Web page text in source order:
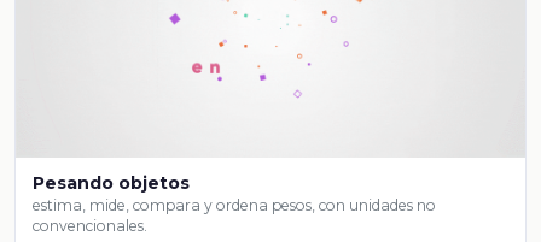
Pesando objetos
estima, mide, compara y ordena pesos, con unidades no
convencionales.